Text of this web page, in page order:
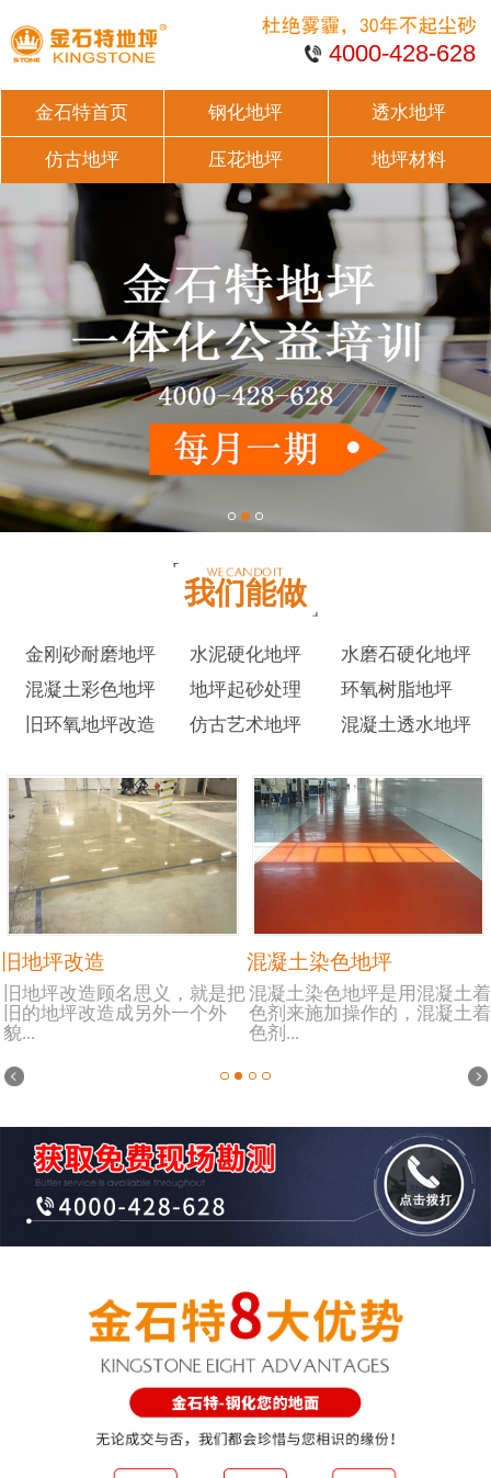
4000-428-628
金石特首页 钢化地坪 透水地坪
仿古地坪 压花地坪 地坪材料
我们能做
金刚砂耐磨地坪 水泥硬化地坪
水磨石硬化地坪
混凝土彩色地坪
地坪起砂处理
环氧树脂地坪
旧环氧地坪改造
仿古艺术地坪 混凝土透水地坪
旧地坪改造
旧地坪改造顾名思义，就是把
旧的地坪改造成另外一个外
貌...
混凝土染色地坪
混凝土染色地坪是用混凝土着
色剂来施加操作的，混凝土着
色剂...